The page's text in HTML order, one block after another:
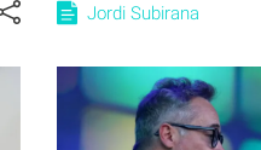
Jordi Subirana